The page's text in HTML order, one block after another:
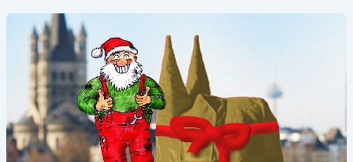
Workshop
Verpackungstechnik
in
Köln
vom
26.
bis
28.